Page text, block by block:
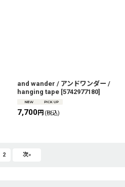
and wander / アンドワンダー /
hanging tape [5742977180]
7,700円 (税込)
2 次»